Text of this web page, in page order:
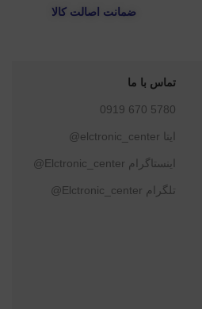
ضمانت اصالت کالا
تماس با ما
5780 670 0919
ایتا elctronic_center@
اینستاگرام Elctronic_center@
تلگرام Elctronic_center@